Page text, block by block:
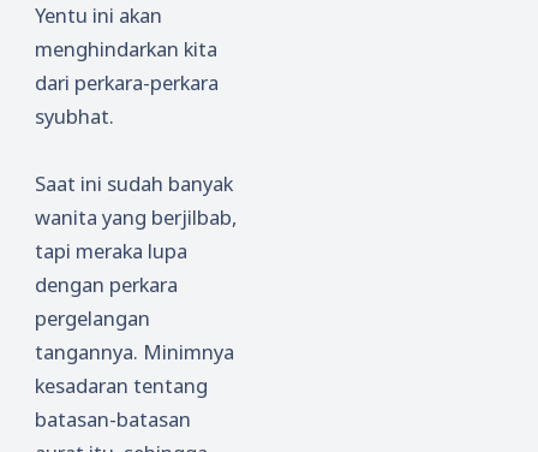
Yentu ini akan
menghindarkan kita
dari perkara-perkara
syubhat.
Saat ini sudah banyak
wanita yang berjilbab,
tapi meraka lupa
dengan perkara
pergelangan
tangannya. Minimnya
kesadaran tentang
batasan-batasan